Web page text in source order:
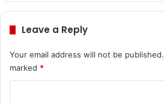
te
Leave a Reply
Your email address will not be published.
marked *